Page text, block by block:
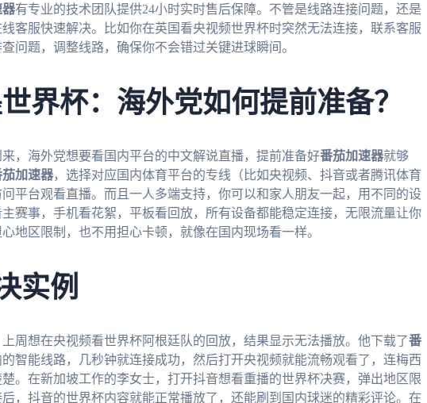
器有专业的技术团队提供24小时实时售后保障。不管是线路连接问题，还是
客服快速解决。比如你在英国看央视频世界杯时突然无法连接，联系客服
问题，调整线路，确保你不会错过关键进球瞬间。
界杯：海外党如何提前准备？
，海外党想要看国内平台的中文解说直播，提前准备好番茄加速器就够
茄加速器，选择对应国内体育平台的专线（比如央视频、抖音或者腾讯体育
平台观看直播。而且一人多端支持，你可以和家人朋友一起，用不同的设
赛事，手机看花絮，平板看回放，所有设备都能稳定连接，无限流量让你
地区限制，也不用担心卡顿，就像在国内现场看一样。
实例
周想在央视频看世界杯阿根廷队的回放，结果显示无法播放。他下载了番
智能线路，几秒钟就连接成功，然后打开央视频就能流畅观看了，连梅西
。在新加坡工作的李女士，打开抖音想看重播的世界杯决赛，弹出地区限
，抖音的世界杯内容就能正常播放了，还能刷到国内球迷的精彩评论。在